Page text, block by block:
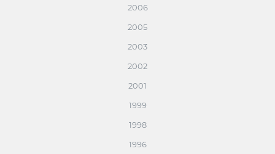
2006
2005
2003
2002
2001
1999
1998
1996